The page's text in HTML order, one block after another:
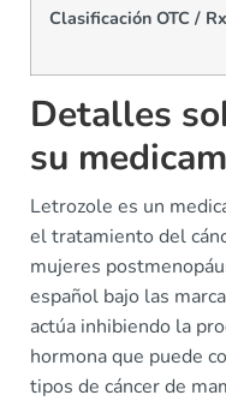
Clasificación OTC / Rx
Detalles
su
Letrozole es un
el tratamiento del
mujeres
español bajo las
actúa inhibiendo la
hormona que puede
tipos de cáncer de